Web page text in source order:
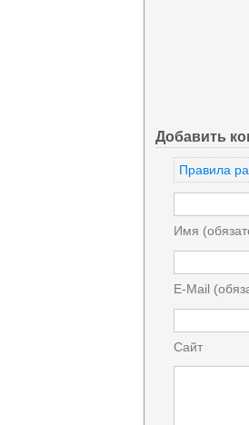
Добавить
Правила
Имя
E-Mail
Сайт